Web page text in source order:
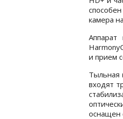
камера
и прием
Тыльная
входят
оснащен